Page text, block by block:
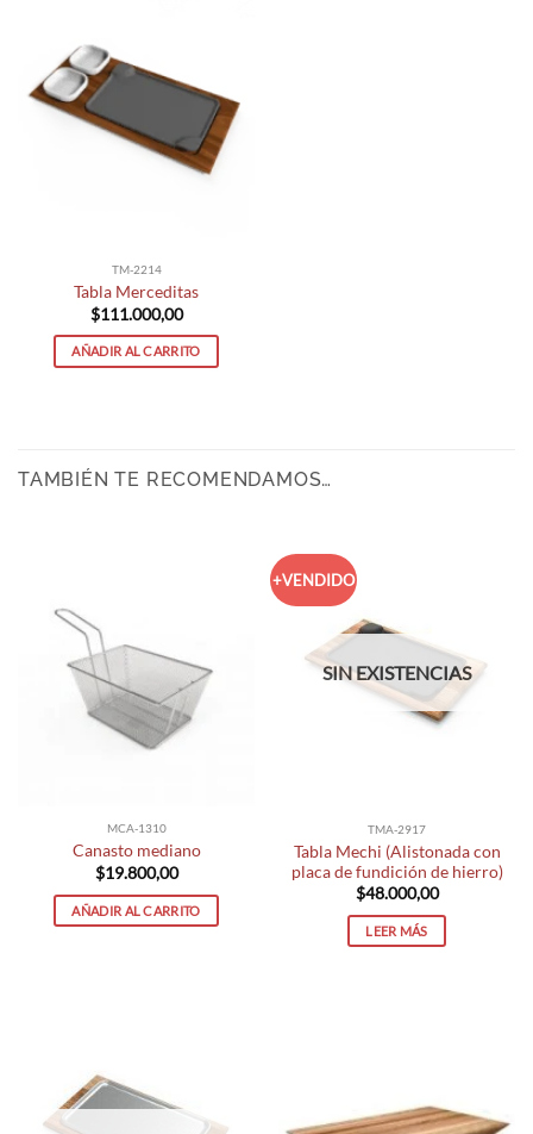
TM-2214
Tabla Merceditas
$111.000,00
AÑADIR AL CARRITO
TAMBIÉN TE RECOMENDAMOS…
MCA-1310
Canasto mediano
$19.800,00
AÑADIR AL CARRITO
+VENDIDO
SIN EXISTENCIAS
TMA-2917
Tabla Mechi (Alistonada con
placa de fundición de hierro)
$48.000,00
LEER MÁS